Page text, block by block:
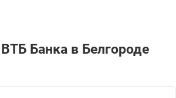
Банкa в Белгороде